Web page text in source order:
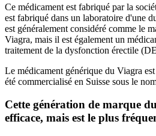
Ce médicament est fabriqué par la
est fabriqué dans un laboratoire d'une
est généralement considéré comme le
Viagra, mais il est également un
traitement de la dysfonction érectile
Le médicament générique du Viagra
été commercialisé en Suisse sous le
Cette génération de marque
efficace, mais est le plus